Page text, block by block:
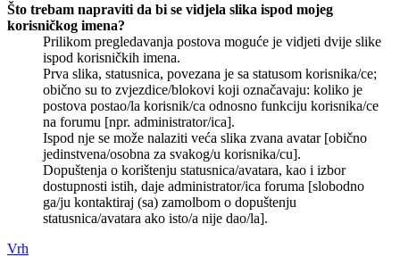
Što trebam napraviti da bi se vidjela slika ispod mojeg
korisničkog imena?
Prilikom pregledavanja postova moguće je vidjeti dvije slike
ispod korisničkih imena.
Prva slika, statusnica, povezana je sa statusom korisnika/ce;
obično su to zvjezdice/blokovi koji označavaju: koliko je
postova postao/la korisnik/ca odnosno funkciju korisnika/ce
na forumu [npr. administrator/ica].
Ispod nje se može nalaziti veća slika zvana avatar [obično
jedinstvena/osobna za svakog/u korisnika/cu].
Dopuštenja o korištenju statusnica/avatara, kao i izbor
dostupnosti istih, daje administrator/ica foruma [slobodno
ga/ju kontaktiraj (sa) zamolbom o dopuštenju
statusnica/avatara ako isto/a nije dao/la].
Vrh